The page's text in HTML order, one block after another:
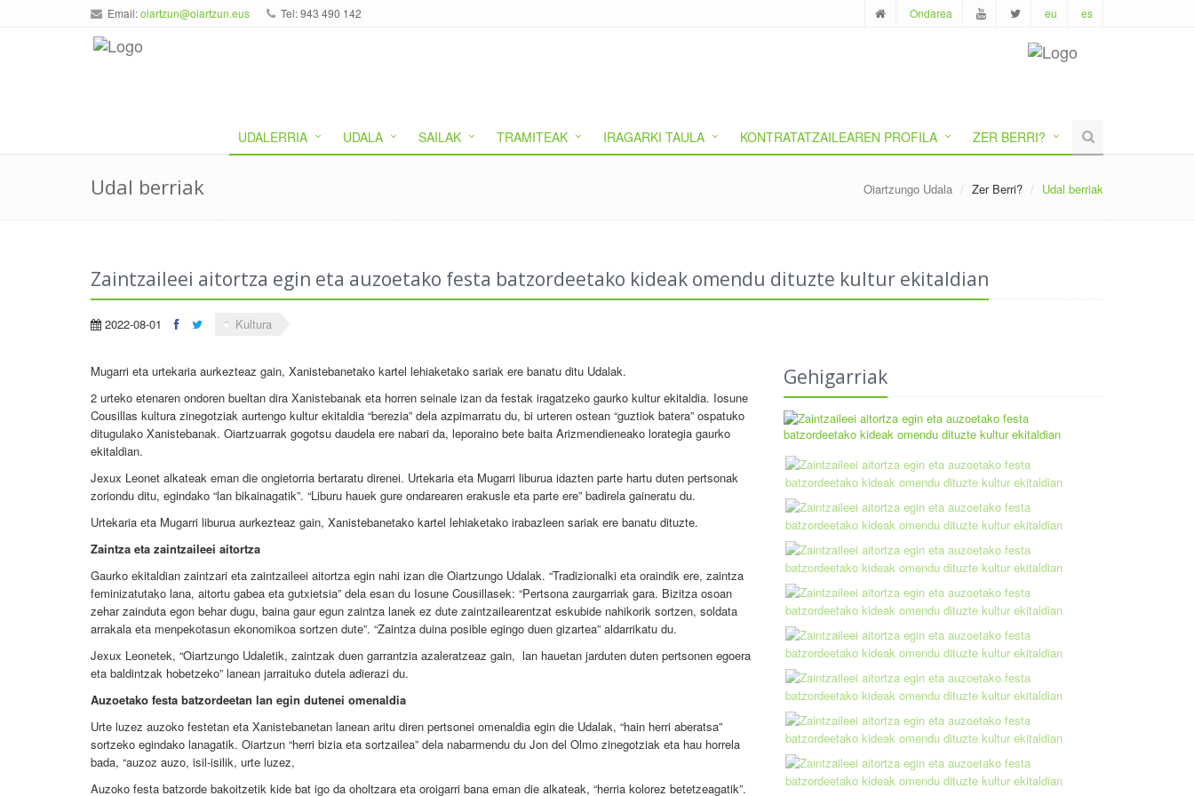
Email:oiartzun@oiartzun.eus Tel: 943 490 142 Ondarea eu es
UDALERRIA UDALA SAILAK TRAMITEAK IRAGARKI TAULA KONTRATATZAILEAREN PROFILA ZER BERRI?
Udal berriak Oiartzungo Udala Zer Berri? Udal berriak
Zaintzaileei aitortza egin eta auzoetako festa batzordeetako kideak omendu dituzte kultur ekitaldian
2022-08-01 Kultura
Mugarri eta urtekaria aurkezteaz gain, Xanistebanetako kartel lehiaketako sariak ere banatu ditu Udalak.
2 urteko etenaren ondoren bueltan dira Xanistebanak eta horren seinale izan da festak iragatzeko gaurko kultur ekitaldia. Iosune
Cousillas kultura zinegotziak aurtengo kultur ekitaldia “berezia” dela azpimarratu du, bi urteren ostean “guztiok batera” ospatuko
ditugulako Xanistebanak. Oiartzuarrak gogotsu daudela ere nabari da, leporaino bete baita Arizmendieneako lorategia gaurko
ekitaldian.
Jexux Leonet alkateak eman die ongietorria bertaratu direnei. Urtekaria eta Mugarri liburua idazten parte hartu duten pertsonak
zoriondu ditu, egindako “lan bikainagatik”. “Liburu hauek gure ondarearen erakusle eta parte ere” badirela gaineratu du.
Urtekaria eta Mugarri liburua aurkezteaz gain, Xanistebanetako kartel lehiaketako irabazleen sariak ere banatu dituzte.
Zaintza eta zaintzaileei aitortza
Gaurko ekitaldian zaintzari eta zaintzaileei aitortza egin nahi izan die Oiartzungo Udalak. “Tradizionalki eta oraindik ere, zaintza
feminizatutako lana, aitortu gabea eta gutxietsia” dela esan du Iosune Cousillasek: “Pertsona zaurgarriak gara. Bizitza osoan
zehar zainduta egon behar dugu, baina gaur egun zaintza lanek ez dute zaintzailearentzat eskubide nahikorik sortzen, soldata
arrakala eta menpekotasun ekonomikoa sortzen dute”. “Zaintza duina posible egingo duen gizartea” aldarrikatu du.
Jexux Leonetek, “Oiartzungo Udaletik, zaintzak duen garrantzia azaleratzeaz gain, lan hauetan jarduten duten pertsonen egoera
eta baldintzak hobetzeko” lanean jarraituko dutela adierazi du.
Auzoetako festa batzordeetan lan egin dutenei omenaldia
Urte luzez auzoko festetan eta Xanistebanetan lanean aritu diren pertsonei omenaldia egin die Udalak, “hain herri aberatsa”
sortzeko egindako lanagatik. Oiartzun “herri bizia eta sortzailea” dela nabarmendu du Jon del Olmo zinegotziak eta hau horrela
bada, “auzoz auzo, isil-isilik, urte luzez,
Auzoko festa batzorde bakoitzetik kide bat igo da oholtzara eta oroigarri bana eman die alkateak, “herria kolorez betetzeagatik”.
Gehigarriak